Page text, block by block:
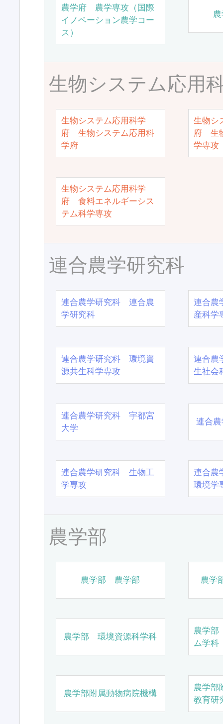
農学府 農学専攻（国際
イノベーション農学コー
ス）
生物システム応用
生物システム応用科学
府 生物システム応用科
学府
生物シ
府 生
学専攻
生物システム応用科学
府 食料エネルギーシス
テム科学専攻
連合農学研究科
連合農学研究科 連合農
学研究科
連合農
産科学
連合農学研究科 環境資
源共生科学専攻
連合農
生社会
連合農学研究科 宇都宮
大学
連合
連合農学研究科 生物工
学専攻
連合農
環境学
農学部
農学部 農学部 農学
農学部 環境資源科学科
農学
ム学科
農学部附属動物病院機構
農学部
教育研